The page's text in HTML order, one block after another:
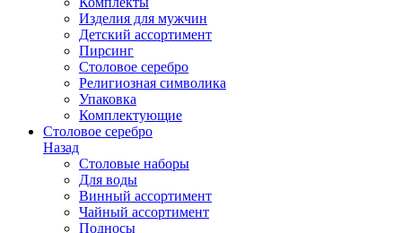
Изделия для мужчин
Детский ассортимент
Пирсинг
Столовое серебро
Религиозная символика
Упаковка
Комплектующие
Столовое серебро
Назад
Столовые наборы
Для воды
Винный ассортимент
Чайный ассортимент
Подносы